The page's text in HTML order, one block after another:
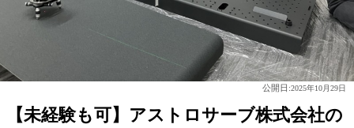
公開日:2025年10月29日
【未経験も可】アストロサーブ株式会社の